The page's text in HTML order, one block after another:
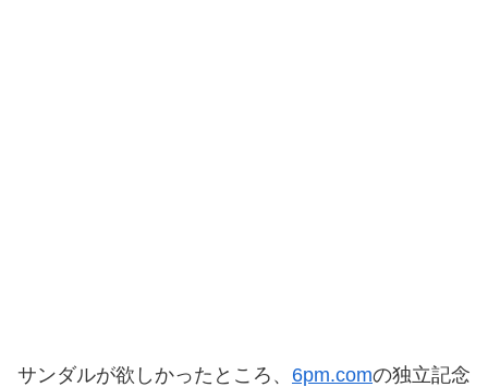
サンダルが欲しかったところ、 6pm.comの独立記念